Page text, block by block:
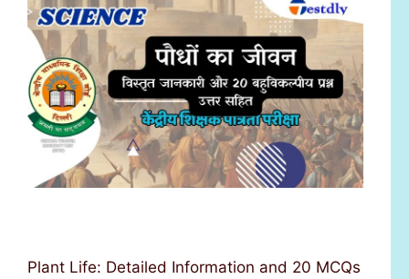
Plant Life: Detailed Information and 20 MCQs